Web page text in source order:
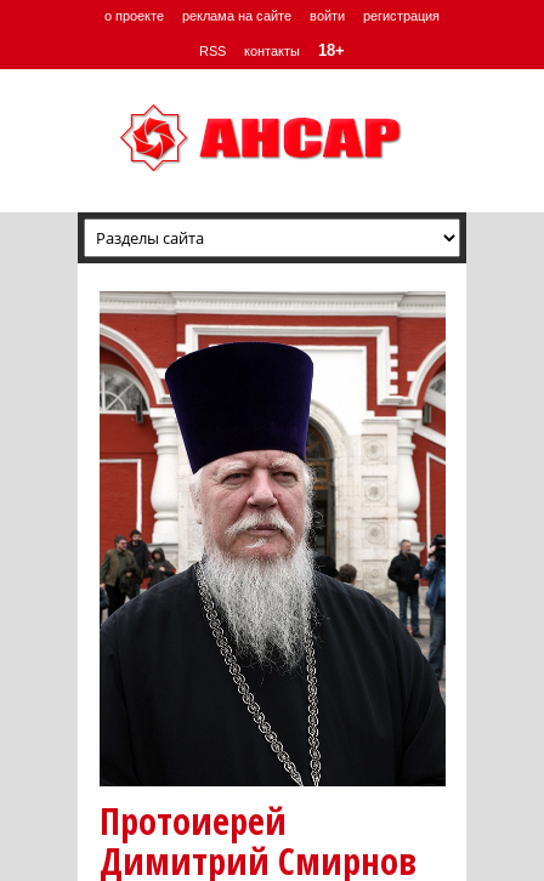
о проекте реклама на сайте войти регистрация
RSS контакты 18+
Протоиерей
Димитрий Смирнов